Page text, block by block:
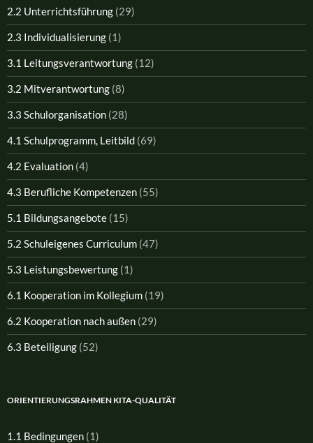
2.2 Unterrichtsführung (29)
2.3 Individualisierung (1)
3.1 Leitungsverantwortung (12)
3.2 Mitverantwortung (8)
3.3 Schulorganisation (28)
4.1 Schulprogramm, Leitbild (69)
4.2 Evaluation (4)
4.3 Berufliche Kompetenzen (55)
5.1 Bildungsangebote (15)
5.2 Schuleigenes Curriculum (47)
5.3 Leistungsbewertung (1)
6.1 Kooperation im Kollegium (19)
6.2 Kooperation nach außen (29)
6.3 Beteiligung (52)
ORIENTIERUNGSRAHMEN KITA-QUALITÄT
1.1 Bedingungen (1)